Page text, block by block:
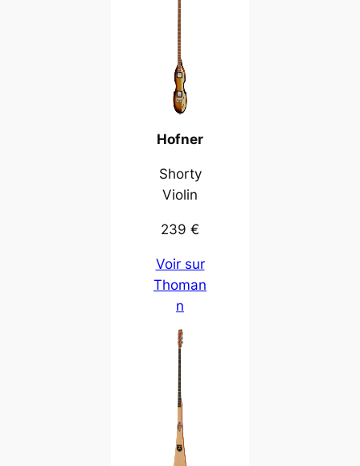
Hofner
Shorty
Violin
239 €
Voir sur
Thoman
n